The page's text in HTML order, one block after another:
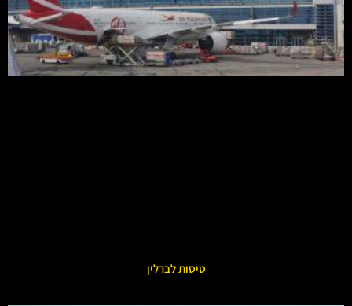
טיסות לברלין